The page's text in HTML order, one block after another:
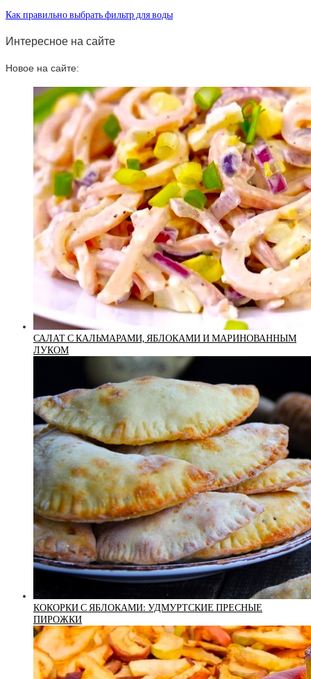
Как правильно выбрать фильтр для воды
Интересное на сайте
Новое на сайте:
САЛАТ С КАЛЬМАРАМИ, ЯБЛОКАМИ И МАРИНОВАННЫМ
ЛУКОМ
КОКОРКИ С ЯБЛОКАМИ: УДМУРТСКИЕ ПРЕСНЫЕ
ПИРОЖКИ